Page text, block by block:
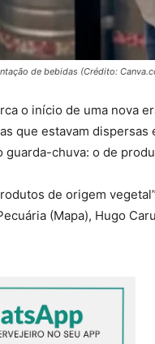
de bebidas (Crédito:
o início de uma nova
que estavam
chuva: o de
de origem
(Mapa), Hugo